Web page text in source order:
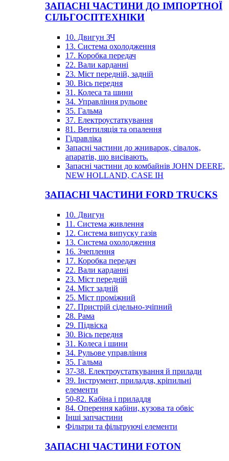
ЗАПАСНІ ЧАСТИНИ ДО ІМПОРТНОЇ
СІЛЬГОСПТЕХНІКИ
10. Двигун ЗЧ
13. Система охолодження
17. Коробка передач
22. Вали карданні
23. Міст передній, задній
30. Вісь передня
31. Колеса та шини
34. Управління рульове
35. Гальма
37. Електроустаткування
81. Вентиляція та опалення
Гідравліка
Запасні частини до жниварок, сівалок,
апаратів, що висівають.
Запасні частини до комбайнів JOHN DEERE,
NEW HOLLAND, CASE IH
ЗАПАСНІ ЧАСТИНИ FORD TRUCKS
10. Двигун
11. Система живлення
12. Система випуску газів
13. Система охолодження
16. Зчеплення
17. Коробка передач
22. Вали карданні
23. Міст передній
24. Міст задній
25. Міст проміжний
27. Пристрій сідельно-зчіпний
28. Рама
29. Підвіска
30. Вісь передня
31. Колеса і шини
34. Рульове управління
35. Гальма
37-38. Електроустаткування й прилади
39. Інструмент, приладдя, кріпильні
елементи
50-82. Кабіна і приладдя
84. Оперення кабіни, кузова та обвіс
Інші запчастини
Фільтри та фільтруючі елементи
ЗАПАСНІ ЧАСТИНИ FOTON